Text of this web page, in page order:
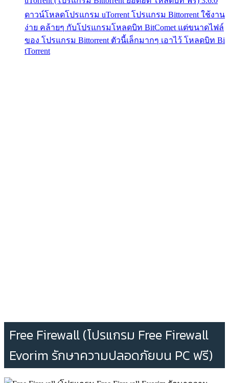
ดาวน์โหลดโปรแกรม uTorrent โปรแกรม Bittorrent ใช้งาน
ง่าย คล้ายๆ กับโปรแกรมโหลดบิท BitComet แต่ขนาดไฟล์
ของ โปรแกรม Bittorrent ตัวนี้เล็กมากๆ เอาไว้ โหลดบิท Bi
tTorrent
Free Firewall (โปรแกรม Free Firewall
Evorim รักษาความปลอดภัยบน PC ฟรี)